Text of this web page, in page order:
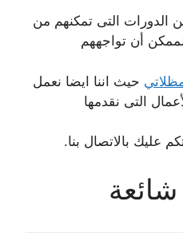
الدورات التى تمكنهم من
أن تواجههم
حيث اننا ايضا نعمل
التى نقدمها
عليك بالاتصال بنا.